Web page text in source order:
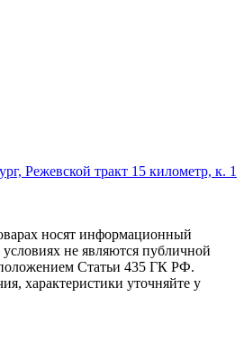
Режевской тракт 15 километр, к. 1
носят информационный
не являются публичной
Статьи 435 ГК РФ.
характеристики уточняйте у